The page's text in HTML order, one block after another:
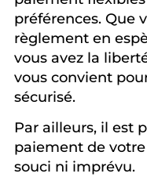
préférences. Que
règlement en
vous avez la
vous convient
sécurisé.
Par ailleurs, il est
paiement de
souci ni imprévu.